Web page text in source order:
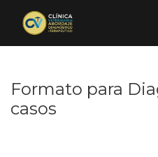
Formato para
Formato para
casos